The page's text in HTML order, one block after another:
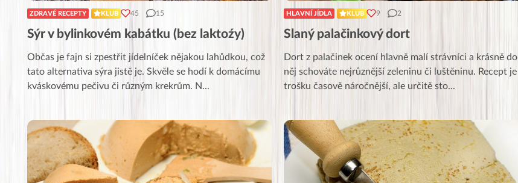
ZDRAVÉ RECEPTY KLUB 45 15
Sýr v bylinkovém kabátku (bez laktoźy)
Občas je fajn si zpestřit jídelníček nějakou lahůdkou, což
tato alternativa sýra jistě je. Skvěle se hodí k domácímu
kváskovému pečivu či různým krekrům. N...
HLAVNÍ JÍDLA KLUB 9 2
Slaný palačinkový dort
Dort z palačinek ocení hlavně malí strávníci a krásně do
něj schováte nejrůznější zeleninu či luštěninu. Recept je
trošku časově náročnější, ale určitě sto...